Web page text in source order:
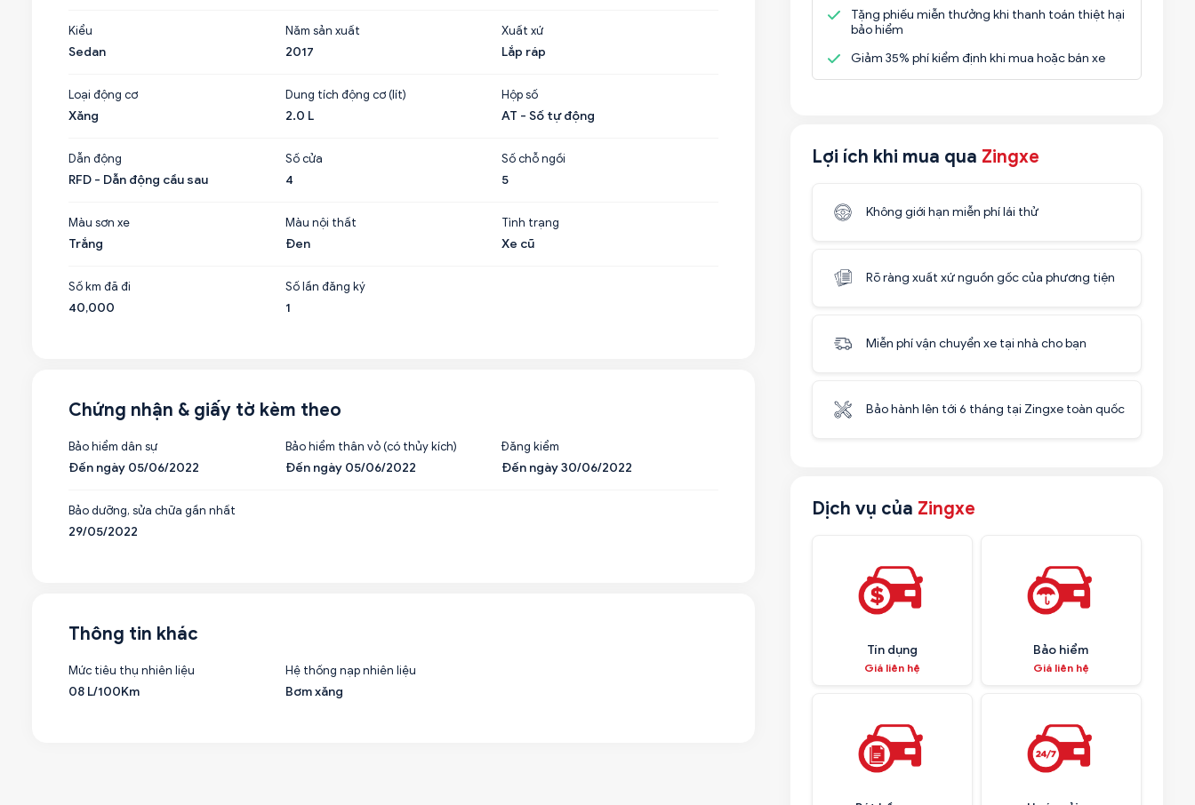
Tặng phiếu miễn thưởng khi thanh toán thiệt hại
bảo hiểm
Giảm 35% phí kiểm định khi mua hoặc bán xe
Lợi ích khi mua qua Zingxe
Không giới hạn miễn phí lái thử
Rõ ràng xuất xứ nguồn gốc của phương tiện
Miễn phí vận chuyển xe tại nhà cho bạn
Bảo hành lên tới 6 tháng tại Zingxe toàn quốc
Dịch vụ của Zingxe
Tín dụng
Giá liên hệ
Bảo hiểm
Giá liên hệ
Kiểu
Sedan
Năm sản xuất
2017
Xuất xứ
Lắp ráp
Loại động cơ
Xăng
Dung tích động cơ (lít)
2.0 L
Hộp số
AT - Số tự động
Dẫn động
RFD - Dẫn động cầu sau
Số cửa
4
Số chỗ ngồi
5
Màu sơn xe
Trắng
Màu nội thất
Đen
Tình trạng
Xe cũ
Số km đã đi
40,000
Số lần đăng ký
1
Chứng nhận & giấy tờ kèm theo
Bảo hiểm dân sự
Đến ngày 05/06/2022
Bảo hiểm thân vỏ (có thủy kích)
Đến ngày 05/06/2022
Đăng kiểm
Đến ngày 30/06/2022
Bảo dưỡng, sửa chữa gần nhất
29/05/2022
Thông tin khác
Mức tiêu thụ nhiên liệu
08 L/100Km
Hệ thống nạp nhiên liệu
Bơm xăng